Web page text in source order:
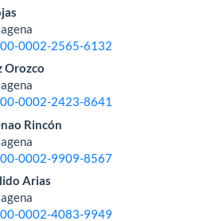
0002-2565-6132
Orozco
0002-2423-8641
Rincón
0002-9909-8567
Arias
0002-4083-9949